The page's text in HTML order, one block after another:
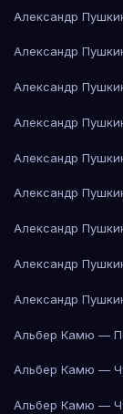
Александр
Александр
Александр
Александр
Александр
Александр
Александр
Александр
Александр
Альбер Камю —
Альбер Камю —
Альбер Камю —